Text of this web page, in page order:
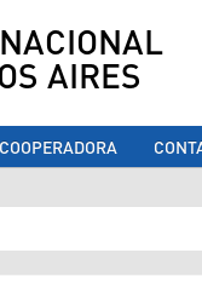
AIRES
COOPERADORA